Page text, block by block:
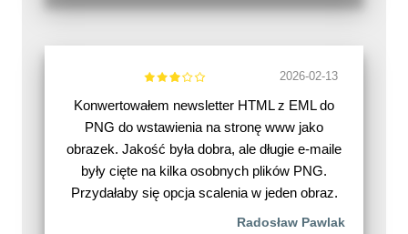
2026-02-13
Konwertowałem newsletter HTML z EML do
PNG do wstawienia na stronę www jako
obrazek. Jakość była dobra, ale długie e-maile
były cięte na kilka osobnych plików PNG.
Przydałaby się opcja scalenia w jeden obraz.
Radosław Pawlak